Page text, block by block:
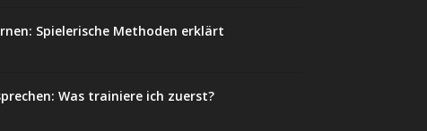
Spielerische Methoden erklärt
Was trainiere ich zuerst?